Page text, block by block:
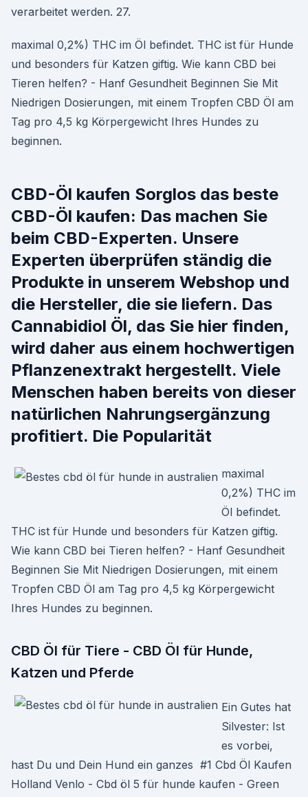
verarbeitet werden. 27.
maximal 0,2%) THC im Öl befindet. THC ist für Hunde
und besonders für Katzen giftig. Wie kann CBD bei
Tieren helfen? - Hanf Gesundheit Beginnen Sie Mit
Niedrigen Dosierungen, mit einem Tropfen CBD Öl am
Tag pro 4,5 kg Körpergewicht Ihres Hundes zu
beginnen.
CBD-Öl kaufen Sorglos das beste
CBD-Öl kaufen: Das machen Sie
beim CBD-Experten. Unsere
Experten überprüfen ständig die
Produkte in unserem Webshop und
die Hersteller, die sie liefern. Das
Cannabidiol Öl, das Sie hier finden,
wird daher aus einem hochwertigen
Pflanzenextrakt hergestellt. Viele
Menschen haben bereits von dieser
natürlichen Nahrungsergänzung
profitiert. Die Popularität
maximal
0,2%) THC im
Öl befindet.
THC ist für Hunde und besonders für Katzen giftig.
Wie kann CBD bei Tieren helfen? - Hanf Gesundheit
Beginnen Sie Mit Niedrigen Dosierungen, mit einem
Tropfen CBD Öl am Tag pro 4,5 kg Körpergewicht
Ihres Hundes zu beginnen.
CBD Öl für Tiere - CBD Öl für Hunde,
Katzen und Pferde
Ein Gutes hat
Silvester: Ist
es vorbei,
hast Du und Dein Hund ein ganzes #1 Cbd Öl Kaufen
Holland Venlo - Cbd öl 5 für hunde kaufen - Green